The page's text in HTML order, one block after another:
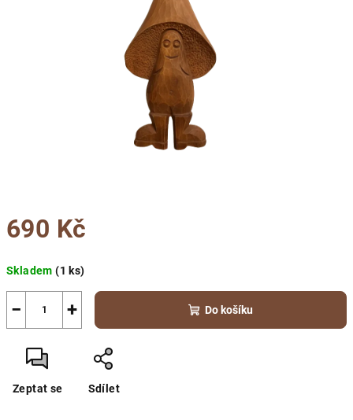
690 Kč
cena:
Skladem(1 ks)
+
− Do košíku
Zeptat se Sdílet